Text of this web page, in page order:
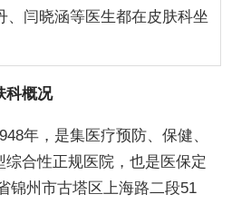
、闫晓涵等医生都在皮肤科坐
科概况
年，是集医疗预防、保健、
合性正规医院，也是医保定
锦州市古塔区上海路二段51